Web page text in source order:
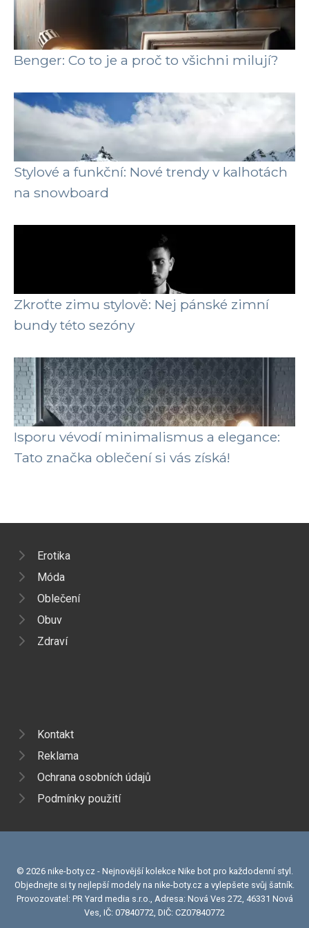
Benger: Co to je a proč to všichni milují?
Stylové a funkční: Nové trendy v kalhotách
na snowboard
Zkroťte zimu stylově: Nej pánské zimní
bundy této sezóny
Isporu vévodí minimalismus a elegance:
Tato značka oblečení si vás získá!
Erotika
Móda
Oblečení
Obuv
Zdraví
Kontakt
Reklama
Ochrana osobních údajů
Podmínky použití
© 2026 nike-boty.cz - Nejnovější kolekce Nike bot pro každodenní styl.
Objednejte si ty nejlepší modely na nike-boty.cz a vylepšete svůj šatník.
Provozovatel: PR Yard media s.r.o., Adresa: Nová Ves 272, 46331 Nová
Ves, IČ: 07840772, DIČ: CZ07840772